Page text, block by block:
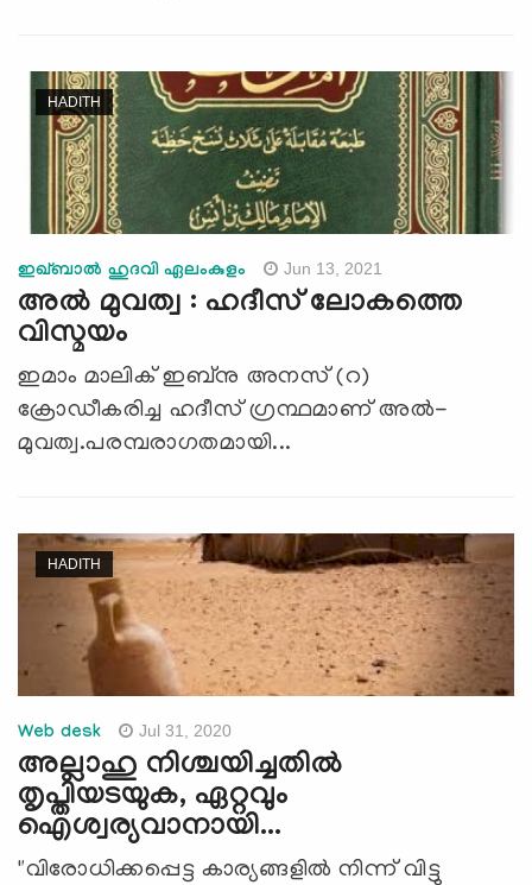
HADITH
ഇഖ്ബാൽ ഹുദവി ഏലംകുളം Jun 13, 2021
അൽ മുവത്വ : ഹദീസ് ലോകത്തെ
വിസ്മയം
ഇമാം മാലിക് ഇബ്നു അനസ് (റ)
ക്രോഡീകരിച്ച ഹദീസ് ഗ്രന്ഥമാണ് അൽ-
മുവത്വ.പരമ്പരാഗതമായി...
HADITH
Web desk Jul 31, 2020
അല്ലാഹു നിശ്ചയിച്ചതിൽ
തൃപ്തിയടയുക, ഏറ്റവും
ഐശ്വര്യവാനായി...
"വിരോധിക്കപ്പെട്ട കാര്യങ്ങളിൽ നിന്ന് വിട്ടു